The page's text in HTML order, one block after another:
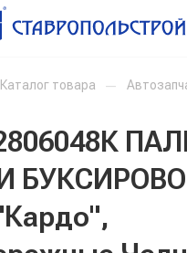
Каталог товара —